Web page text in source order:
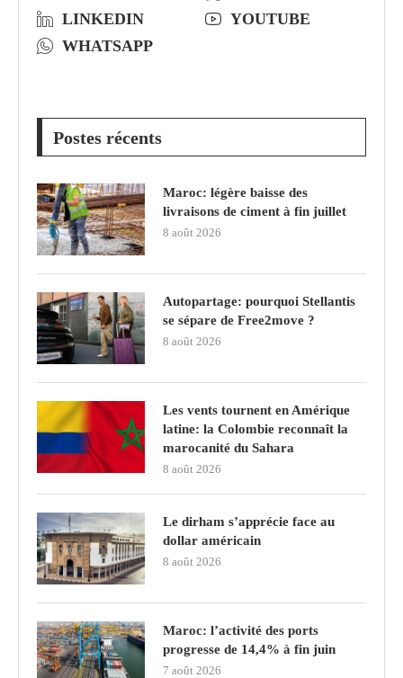
LINKEDIN
YOUTUBE
WHATSAPP
Postes récents
Maroc: légère baisse des
livraisons de ciment à fin juillet
8 août 2026
Autopartage: pourquoi Stellantis
se sépare de Free2move ?
8 août 2026
Les vents tournent en Amérique
latine: la Colombie reconnaît la
marocanité du Sahara
8 août 2026
Le dirham s’apprécie face au
dollar américain
8 août 2026
Maroc: l’activité des ports
progresse de 14,4% à fin juin
7 août 2026